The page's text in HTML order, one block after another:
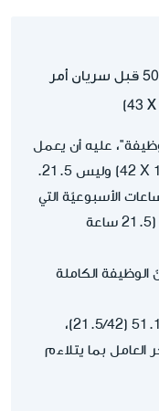
عمل عامل بوظيفة جزئية بنسبة %50 قبل سريان أمر
عليه أن يعمل
الأسبوعيّة التي
كان يعملها قبل سريان أمر التنفيذ (21.5 ساعة
الوظيفة الكاملة
جزئية وظيفة العامل ستبلغ %51.19 (21.5/42)،
بما يتلاءم